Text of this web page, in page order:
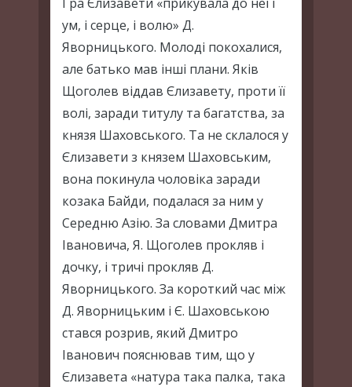
ум, і серце, і волю» Д.
Яворницького. Молоді покохалися,
але батько мав інші плани. Яків
Щоголев віддав Єлизавету, проти її
волі, заради титулу та багатства, за
князя Шаховського. Та не склалося у
Єлизавети з князем Шаховським,
вона покинула чоловіка заради
козака Байди, подалася за ним у
Середню Азію. За словами Дмитра
Івановича, Я. Щоголев прокляв і
дочку, і тричі прокляв Д.
Яворницького. За короткий час між
Д. Яворницьким і Є. Шаховською
стався розрив, який Дмитро
Іванович пояснював тим, що у
Єлизавета «натура така палка, така